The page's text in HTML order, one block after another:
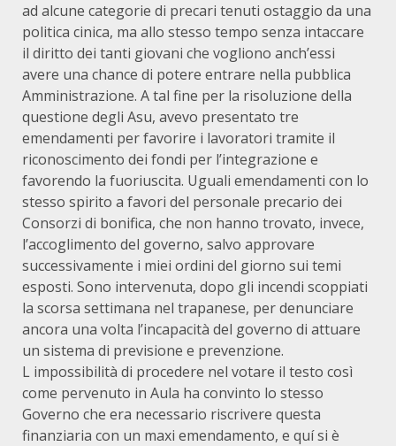
ad alcune categorie di precari tenuti ostaggio da una
politica cinica, ma allo stesso tempo senza intaccare
il diritto dei tanti giovani che vogliono anch’essi
avere una chance di potere entrare nella pubblica
Amministrazione. A tal fine per la risoluzione della
questione degli Asu, avevo presentato tre
emendamenti per favorire i lavoratori tramite il
riconoscimento dei fondi per l’integrazione e
favorendo la fuoriuscita. Uguali emendamenti con lo
stesso spirito a favori del personale precario dei
Consorzi di bonifica, che non hanno trovato, invece,
l’accoglimento del governo, salvo approvare
successivamente i miei ordini del giorno sui temi
esposti. Sono intervenuta, dopo gli incendi scoppiati
la scorsa settimana nel trapanese, per denunciare
ancora una volta l’incapacità del governo di attuare
un sistema di previsione e prevenzione.
L impossibilità di procedere nel votare il testo così
come pervenuto in Aula ha convinto lo stesso
Governo che era necessario riscrivere questa
finanziaria con un maxi emendamento, e quí si è